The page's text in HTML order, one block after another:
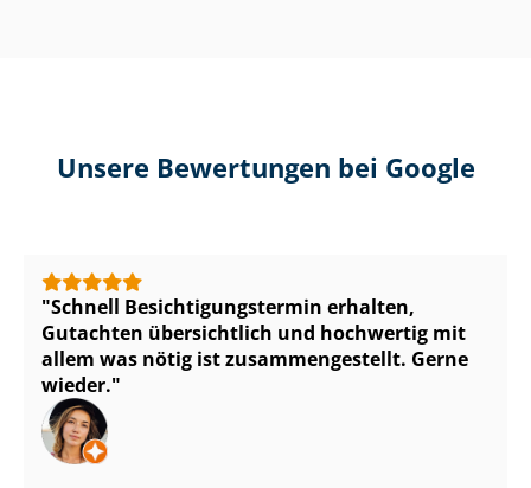
Unsere Bewertungen bei Google
Schnell Be­sich­ti­gungs­ter­min erhalten,
Gutachten übersichtlich und hochwertig mit
allem was nötig ist zu­sam­men­ge­stellt. Gerne
wieder.